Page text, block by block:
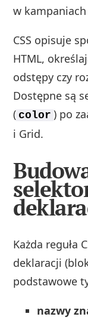
w
CSS opisuje
HTML,
odstępy czy
Dostępne są
( color ) po
i Grid.
Każda reguła
deklaracji
podstawowe
nazwy